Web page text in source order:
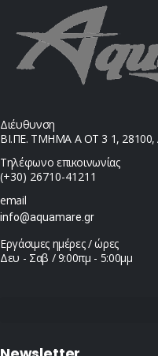
Διέυθυνση
ΒΙ.ΠΕ. ΤΜΗΜΑ Α ΟΤ 3 1, 28100,
Τηλέφωνο επικοινωνίας
(+30) 26710-41211
email
info@aquamare.gr
Εργάσιμες ημέρες / ώρες
Δευ - Σαβ / 9:00πμ - 5:00μμ